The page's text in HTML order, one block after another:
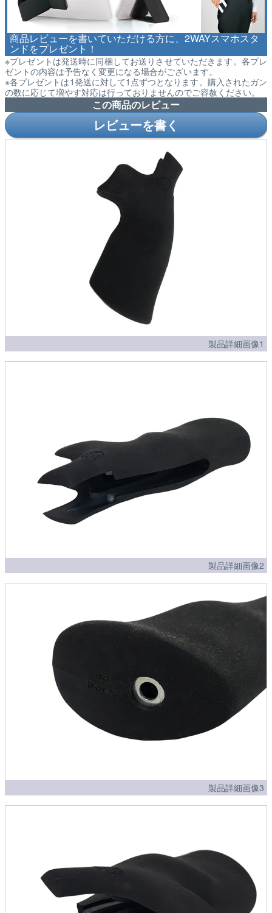
商品レビューを書いていただける方に、2WAYスマホスタ
ンドをプレゼント！
※プレゼントは発送時に同梱してお送りさせていただきます。各プレ
ゼントの内容は予告なく変更になる場合がございます。
※各プレゼントは1発送に対して1点ずつとなります。購入されたガン
の数に応じて増やす対応は行っておりませんのでご容赦ください。
この商品のレビュー
レビューを書く
製品詳細画像1
製品詳細画像2
製品詳細画像3